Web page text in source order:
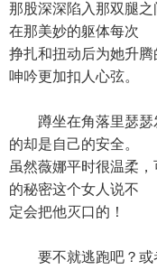
那股深深陷入那双腿
在那美妙的躯体每次
挣扎和扭动后为她升
呻吟更加扣人心弦。
蹲坐在角落里瑟瑟
的却是自己的安全。
虽然薇娜平时很温柔
的秘密这个女人说不
定会把他灭口的！
要不就逃跑吧？或